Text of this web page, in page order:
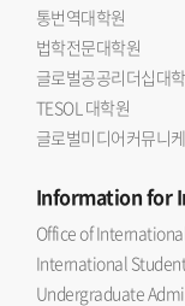
통번역대학원
법학전문대학원
글로벌공공리더십대
TESOL 대학원
글로벌미디어커뮤니
Informationfor
Office of
International
Undergraduate